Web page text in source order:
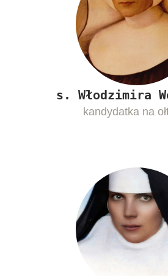
s. Włodzimira
kandydatka na